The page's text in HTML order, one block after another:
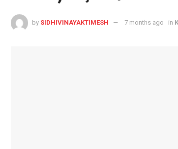
by SIDHIVINAYAKTIMESH 7 months ago in